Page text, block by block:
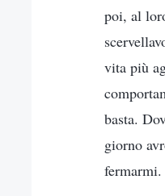
poi, al
vita più
basta.
giorno
fermarmi.